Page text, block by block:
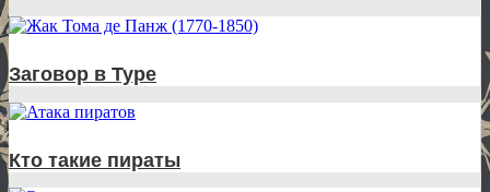
Заговор в Туре
Кто такие пираты